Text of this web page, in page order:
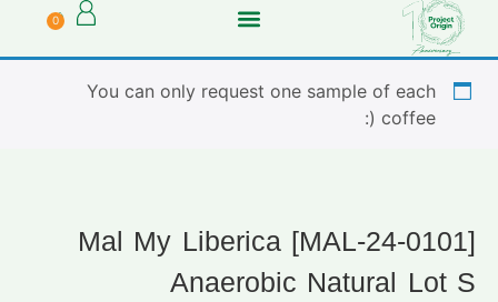
0
You can only request one sample of each
coffee (:
[MAL-24-0101] Mal My Liberica
Anaerobic Natural Lot S